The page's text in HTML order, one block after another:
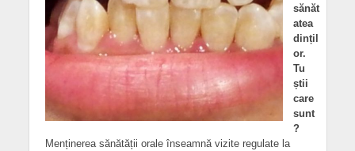
sănăt
atea
dințil
or.
Tu
știi
care
sunt
?
Menținerea sănătății orale înseamnă vizite regulate la